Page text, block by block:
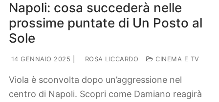
Napoli: cosa succederà nelle
prossime puntate di Un Posto al
Sole
14 GENNAIO 2025 ROSA LICCARDO CINEMA E TV
Viola è sconvolta dopo un’aggressione nel
centro di Napoli. Scopri come Damiano reagirà